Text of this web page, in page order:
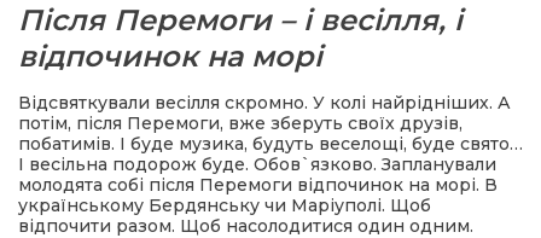
Після Перемоги – і весілля, і
відпочинок на морі
Відсвяткували весілля скромно. У колі найрідніших. А
потім, після Перемоги, вже зберуть своїх друзів,
побатимів. І буде музика, будуть веселощі, буде свято…
І весільна подорож буде. Обов`язково. Запланували
молодята собі після Перемоги відпочинок на морі. В
українському Бердянську чи Маріуполі. Щоб
відпочити разом. Щоб насолодитися один одним.